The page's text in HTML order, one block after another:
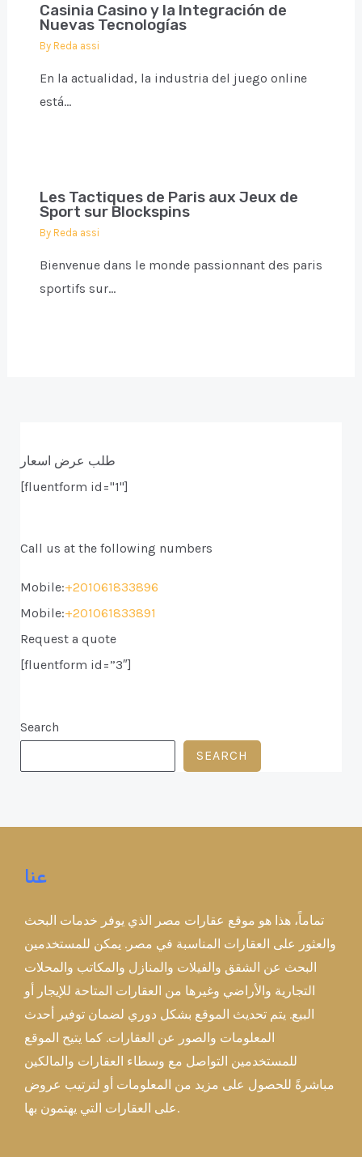
Casinia Casino y la Integración de
Nuevas Tecnologías
By Reda assi
En la actualidad, la industria del juego online
está…
Les Tactiques de Paris aux Jeux de
Sport sur Blockspins
By Reda assi
Bienvenue dans le monde passionnant des paris
sportifs sur…
طلب عرض اسعار
[fluentform id="1"]
Call us at the following numbers
Mobile:+201061833896
Mobile:+201061833891
Request a quote
[fluentform id=”3″]
Search
SEARCH
عنا
تماماً، هذا هو موقع عقارات مصر الذي يوفر خدمات البحث
والعثور على العقارات المناسبة في مصر. يمكن للمستخدمين
البحث عن الشقق والفيلات والمنازل والمكاتب والمحلات
التجارية والأراضي وغيرها من العقارات المتاحة للإيجار أو
البيع. يتم تحديث الموقع بشكل دوري لضمان توفير أحدث
المعلومات والصور عن العقارات. كما يتيح الموقع
للمستخدمين التواصل مع وسطاء العقارات والمالكين
مباشرةً للحصول على مزيد من المعلومات أو لترتيب عروض
على العقارات التي يهتمون بها.